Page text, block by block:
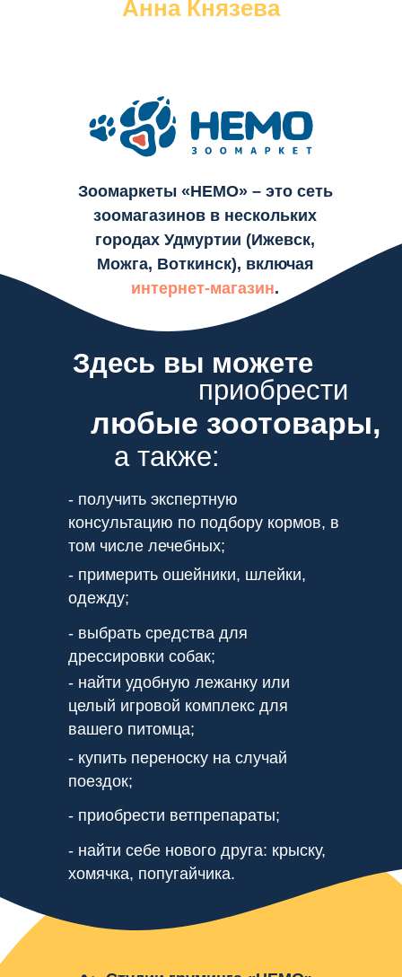
Анна Князева
- получить экспертную
консультацию по подбору кормов, в
том числе лечебных;
- примерить ошейники, шлейки,
одежду;
- найти себе нового друга: крыску,
хомячка, попугайчика.
- выбрать средства для
дрессировки собак;
- найти удобную лежанку или
целый игровой комплекс для
вашего питомца;
- купить переноску на случай
поездок;
- приобрести ветпрепараты;
Здесь вы можете
приобрести
любые зоотовары,
а также:
Зоомаркеты «НЕМО» – это сеть
зоомагазинов в нескольких
городах Удмуртии (Ижевск,
Можга, Воткинск), включая
интернет-магазин.